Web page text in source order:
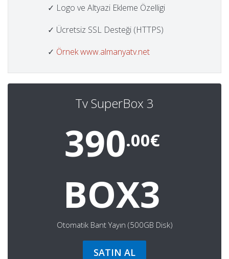
✓ Logo ve Altyazi Ekleme Özelligi
✓ Ücretsiz SSL Desteği (HTTPS)
✓ Örnek www.almanyatv.net
Tv SuperBox 3
390.00€
BOX3
Otomatik Bant Yayın (500GB Disk)
SATIN AL